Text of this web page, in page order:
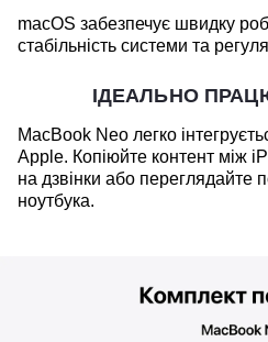
macOS забезпечує швидку
стабільність системи та
ІДЕАЛЬНО
MacBook Neo легко
Apple. Копіюйте контент між
на дзвінки або переглядайте
ноутбука.